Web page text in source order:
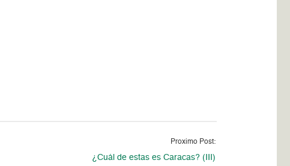
Proximo Post:
¿Cuál de estas es Caracas? (III)